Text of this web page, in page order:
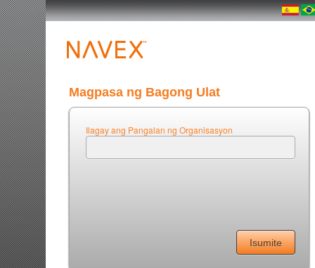
Magpasa ng Bagong Ulat
Ilagay ang Pangalan ng Organisasyon